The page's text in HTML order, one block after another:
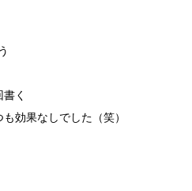
く
効果なしでした（笑）